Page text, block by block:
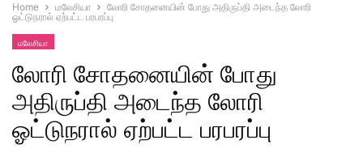
Home மலேசியா
லோரி சோதனையின் போது அதிருப்தி அடைந்த லோரி
ஓட்டுநரால் ஏற்பட்ட பரபரப்பு
மலேசியா
லோரி சோதனையின் போது
அதிருப்தி அடைந்த லோரி
ஓட்டுநரால் ஏற்பட்ட பரபரப்பு